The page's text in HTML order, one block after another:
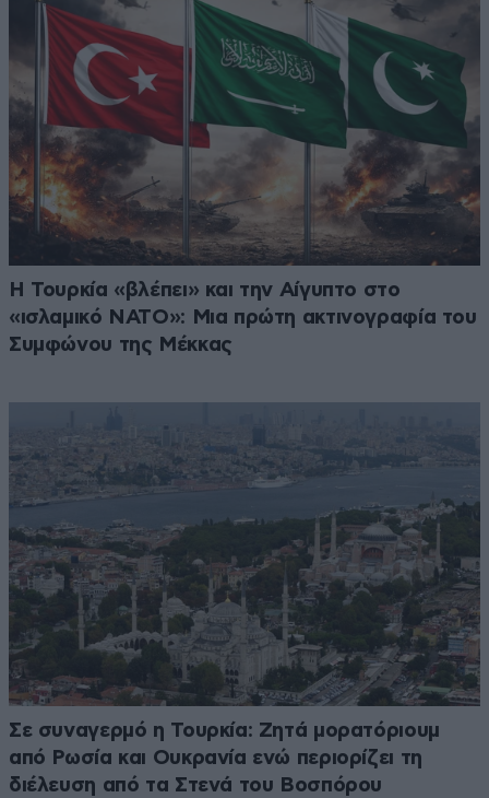
Η Τουρκία «βλέπει» και την Αίγυπτο στο
«ισλαμικό ΝΑΤΟ»: Μια πρώτη ακτινογραφία του
Συμφώνου της Μέκκας
Σε συναγερμό η Τουρκία: Ζητά μορατόριουμ
από Ρωσία και Ουκρανία ενώ περιορίζει τη
διέλευση από τα Στενά του Βοσπόρου